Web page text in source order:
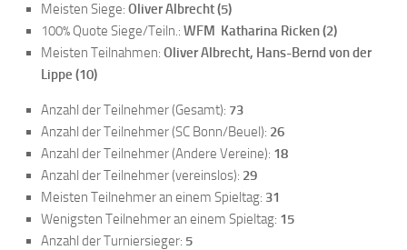
Schach online
1.Online Schachturnierserie
Termine
Verein
Anfahrt
Vorstand
Mitglieder
Mitglied werden
Meisten Siege: Oliver Albrecht (5)
100% Quote Siege/Teiln.: WFM Katharina Ricken (2)
Meisten Teilnahmen: Oliver Albrecht, Hans-Bernd von der
Lippe (10)
Anzahl der Teilnehmer (Gesamt): 73
Anzahl der Teilnehmer (SC Bonn/Beuel): 26
Anzahl der Teilnehmer (Andere Vereine): 18
Anzahl der Teilnehmer (vereinslos): 29
Meisten Teilnehmer an einem Spieltag: 31
Wenigsten Teilnehmer an einem Spieltag: 15
Anzahl der Turniersieger: 5